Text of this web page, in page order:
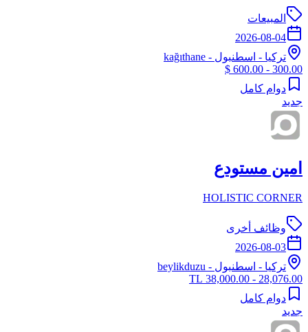
المبيعات
2026-08-04
تركيا - اسطنبول - kağıthane
300.00 - 600.00 $
دوام كامل
جديد
امين مستودع
HOLISTIC CORNER
وظائف أخرى
2026-08-03
تركيا - اسطنبول - beylikduzu
28,076.00 - 38,000.00 TL
دوام كامل
جديد